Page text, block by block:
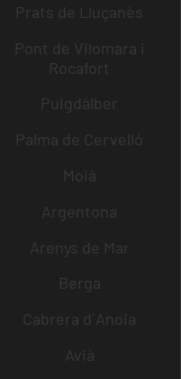
Prats de Lluçanès
Pont de Vilomara i
Rocafort
Puigdàlber
Palma de Cervelló
Moià
Argentona
Arenys de Mar
Berga
Cabrera d´Anoia
Avià